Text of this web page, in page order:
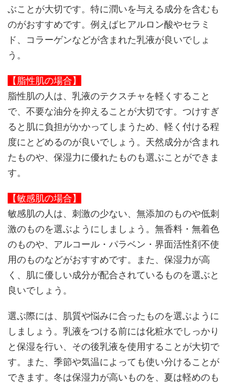
ぶことが大切です。特に潤いを与える成分を含むも
のがおすすめです。例えばヒアルロン酸やセラミ
ド、コラーゲンなどが含まれた乳液が良いでしょ
う。
【脂性肌の場合】
脂性肌の人は、乳液のテクスチャを軽くすること
で、不要な油分を抑えることが大切です。つけすぎ
ると肌に負担がかかってしまうため、軽く付ける程
度にとどめるのが良いでしょう。天然成分が含まれ
たものや、保湿力に優れたものも選ぶことができま
す。
【敏感肌の場合】
敏感肌の人は、刺激の少ない、無添加のものや低刺
激のものを選ぶようにしましょう。無香料・無着色
のものや、アルコール・パラベン・界面活性剤不使
用のものなどがおすすめです。また、保湿力が高
く、肌に優しい成分が配合されているものを選ぶと
良いでしょう。
選ぶ際には、肌質や悩みに合ったものを選ぶように
しましょう。乳液をつける前には化粧水でしっかり
と保湿を行い、その後乳液を使用することが大切で
す。また、季節や気温によっても使い分けることが
できます。冬は保湿力が高いものを、夏は軽めのも